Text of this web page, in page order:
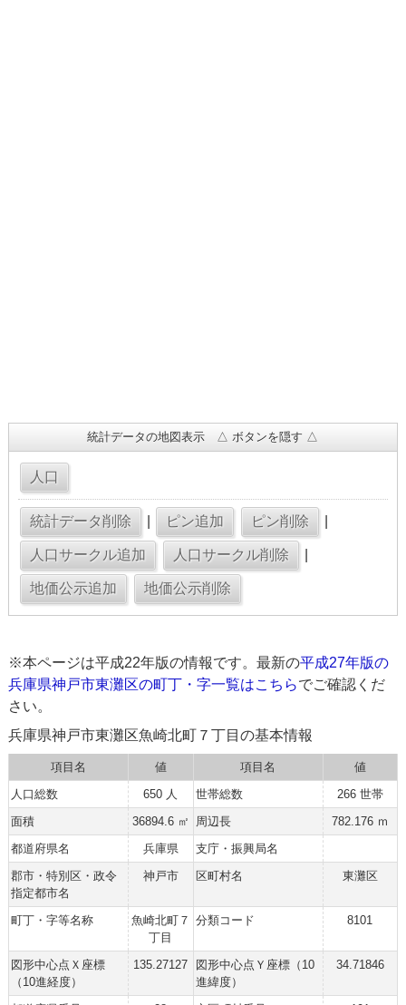
統計データの地図表示 △ ボタンを隠す △
※本ページは平成22年版の情報です。最新の平成27年版の
兵庫県神戸市東灘区の町丁・字一覧はこちらでご確認くだ
さい。
兵庫県神戸市東灘区魚崎北町７丁目の基本情報
項目名 値 項目名
値
人口総数
650 人 世帯総数
266 世帯
面積
36894.6 ㎡ 周辺長
782.176 ｍ
都道府県名
兵庫県
支庁・振興局名
郡市・特別区・政令
指定都市名
神戸市 区町村名 東灘区
町丁・字等名称
魚崎北町７
丁目
分類コード 8101
図形中心点Ｘ座標
（10進経度）
135.27127
図形中心点Ｙ座標（10
進緯度）
34.71846